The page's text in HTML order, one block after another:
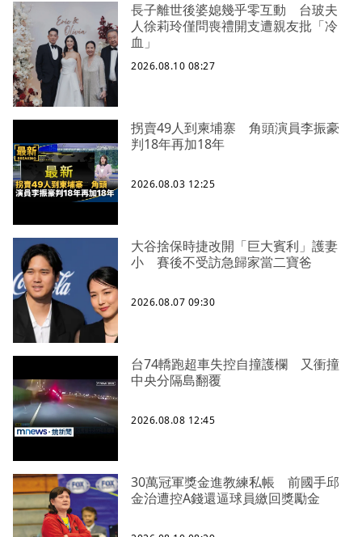
長子離世後婆媳幾乎零互動 台玻夫
人徐莉玲僅問喪禮開支遭親友批「冷
血」
2026.08.10 08:27
拐賣49人到柬埔寨 角頭演員李振豪
判18年再加18年
2026.08.03 12:25
大谷捨保時捷改開「巨大賓利」護妻
小 賽後不受訪急歸家當二寶爸
2026.08.07 09:30
台74轎跑超車失控自撞護欄 又衝撞
中央分隔島翻覆
2026.08.08 12:45
30萬冠軍獎金進教練私帳 前國手邱
金治遭控A錢還逼球員繳回獎勵金